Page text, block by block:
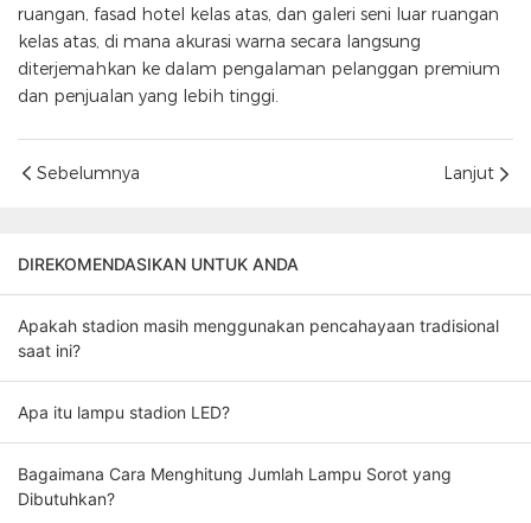
ruangan, fasad hotel kelas atas, dan galeri seni luar ruangan
kelas atas, di mana akurasi warna secara langsung
diterjemahkan ke dalam pengalaman pelanggan premium
dan penjualan yang lebih tinggi.
Sebelumnya Lanjut
DIREKOMENDASIKAN UNTUK ANDA
Apakah stadion masih menggunakan pencahayaan tradisional
saat ini?
Apa itu lampu stadion LED?
Bagaimana Cara Menghitung Jumlah Lampu Sorot yang
Dibutuhkan?